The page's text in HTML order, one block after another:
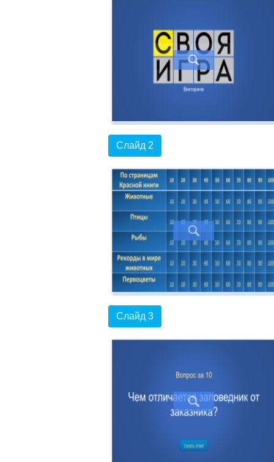
Слайд 2
Слайд 3